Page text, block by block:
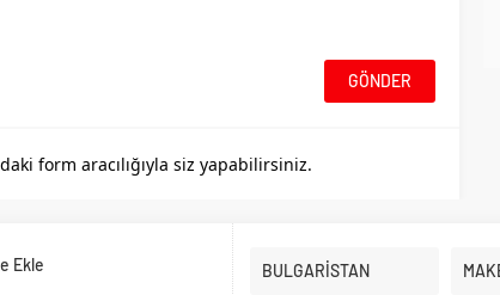
form aracılığıyla siz yapabilirsiniz.
Ekle BULGARİSTAN